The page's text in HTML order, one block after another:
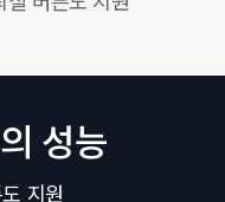
성능
지원